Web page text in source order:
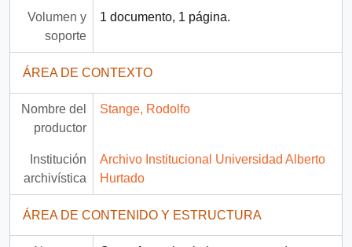
Volumen y
soporte
1 documento, 1 página.
ÁREA DE CONTEXTO
Nombre del
productor
Stange, Rodolfo
Institución
archivística
Archivo Institucional Universidad Alberto
Hurtado
ÁREA DE CONTENIDO Y ESTRUCTURA